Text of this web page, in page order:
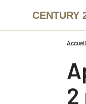
CENTURY
Accueil